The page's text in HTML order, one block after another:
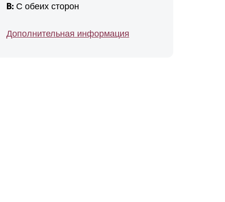
B:С обеих сторон
Дополнительная информация